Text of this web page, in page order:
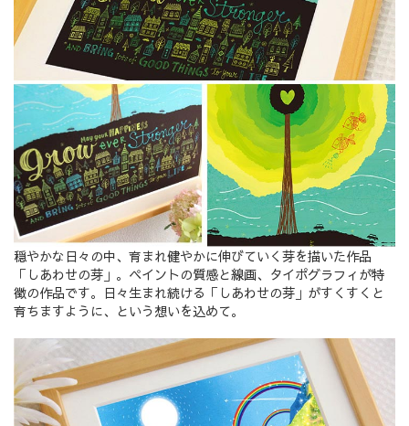
穏やかな日々の中、育まれ健やかに伸びていく芽を描いた作品
「しあわせの芽」。ペイントの質感と線画、タイポグラフィが特
徴の作品です。日々生まれ続ける「しあわせの芽」がすくすくと
育ちますように、という想いを込めて。